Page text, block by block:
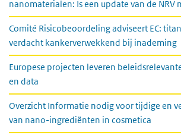
nanomaterialen: Is een update van de NRV
Comité Risicobeoordeling adviseert EC:
verdacht kankerverwekkend bij inademing
Europese projecten leveren
en data
Overzicht Informatie nodig voor tijdige en
van nano-ingrediënten in cosmetica